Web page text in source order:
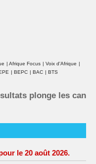
| Afrique Focus | Voix d'Afrique |
| BEPC | BAC | BTS
plonge les can
le 20 août 2026.